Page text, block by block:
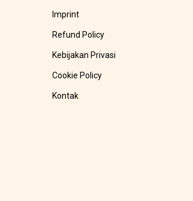
Imprint
Refund Policy
Kebijakan Privasi
Cookie Policy
Kontak